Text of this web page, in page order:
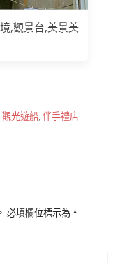
,觀景台,美景美
觀光遊船,伴手禮店
必填欄位標示為*